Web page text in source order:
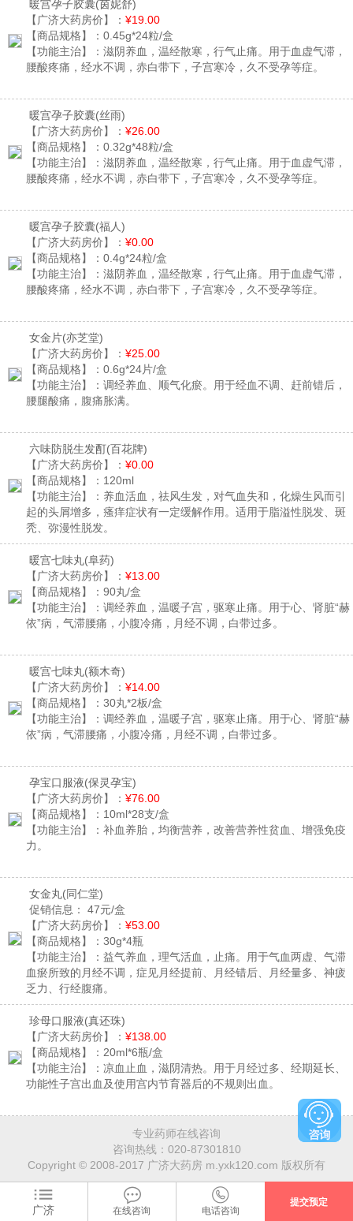
暖宫孕子胶囊(茵妮舒)
【广济大药房价】： ¥19.00
【商品规格】： 0.45g*24粒/盒
【功能主治】： 滋阴养血，温经散寒，行气止痛。用于血虚气滞，
腰酸疼痛，经水不调，赤白带下，子宫寒冷，久不受孕等症。
暖宫孕子胶囊(丝雨)
【广济大药房价】： ¥26.00
【商品规格】： 0.32g*48粒/盒
【功能主治】： 滋阴养血，温经散寒，行气止痛。用于血虚气滞，
腰酸疼痛，经水不调，赤白带下，子宫寒冷，久不受孕等症。
暖宫孕子胶囊(福人)
【广济大药房价】： ¥0.00
【商品规格】： 0.4g*24粒/盒
【功能主治】： 滋阴养血，温经散寒，行气止痛。用于血虚气滞，
腰酸疼痛，经水不调，赤白带下，子宫寒冷，久不受孕等症。
女金片(亦芝堂)
【广济大药房价】： ¥25.00
【商品规格】： 0.6g*24片/盒
【功能主治】： 调经养血、顺气化瘀。用于经血不调、赶前错后，
腰腿酸痛，腹痛胀满。
六味防脱生发酊(百花牌)
【广济大药房价】： ¥0.00
【商品规格】： 120ml
【功能主治】： 养血活血，祛风生发，对气血失和，化燥生风而引
起的头屑增多，瘙痒症状有一定缓解作用。适用于脂溢性脱发、斑
秃、弥漫性脱发。
暖宫七味丸(阜药)
【广济大药房价】： ¥13.00
【商品规格】： 90丸/盒
【功能主治】： 调经养血，温暖子宫，驱寒止痛。用于心、肾脏“赫
依”病，气滞腰痛，小腹冷痛，月经不调，白带过多。
暖宫七味丸(额木奇)
【广济大药房价】： ¥14.00
【商品规格】： 30丸*2板/盒
【功能主治】： 调经养血，温暖子宫，驱寒止痛。用于心、肾脏“赫
依”病，气滞腰痛，小腹冷痛，月经不调，白带过多。
孕宝口服液(保灵孕宝)
【广济大药房价】： ¥76.00
【商品规格】： 10ml*28支/盒
【功能主治】： 补血养胎，均衡营养，改善营养性贫血、增强免疫
力。
女金丸(同仁堂)
促销信息：
47元/盒
【广济大药房价】： ¥53.00
【商品规格】： 30g*4瓶
【功能主治】： 益气养血，理气活血，止痛。用于气血两虚、气滞
血瘀所致的月经不调，症见月经提前、月经错后、月经量多、神疲
乏力、行经腹痛。
珍母口服液(真还珠)
【广济大药房价】： ¥138.00
【商品规格】： 20ml*6瓶/盒
【功能主治】： 凉血止血，滋阴清热。用于月经过多、经期延长、
功能性子宫出血及使用宫内节育器后的不规则出血。
专业药师在线咨询
咨询热线： 020-87301810
Copyright © 2008-2017 广济大药房 m.yxk120.com 版权所有
广济 在线咨询 电话咨询